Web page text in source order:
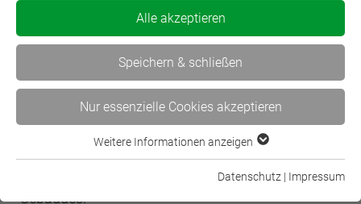
Sie erreichen uns mit den U-Bahn Linien U5 und
Haltestelle Neuperlach Zentrum.
Bitte orientieren Sie sich Richtung Ausgang "BBV"
und gehen Sie dann an der Kreuzung nach links in
die Von-Knoeringen-Straße. An der Kreuzung Fritz-
Erler-Straße nach rechts abbiegen, nach wenigen
Metern befinden Sie sich vor dem Eingang des
Gebäudes.
Alle akzeptieren
Speichern & schließen
Nur essenzielle Cookies akzeptieren
Essenzielle Cookies werden für grundlegende Funktionen der
Weitere Informationen anzeigen
Datenschutz | Impressum